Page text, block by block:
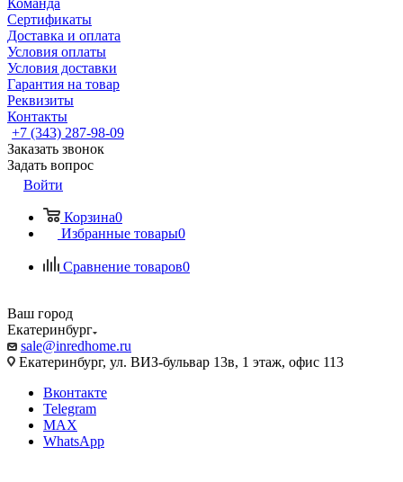
Команда
Сертификаты
Доставка и оплата
Условия оплаты
Условия доставки
Гарантия на товар
Реквизиты
Контакты
+7 (343) 287-98-09
Заказать звонок
Задать вопрос
Войти
Корзина0
Избранные товары0
Сравнение товаров0
Ваш город
Екатеринбург
sale@inredhome.ru
Екатеринбург, ул. ВИЗ-бульвар 13в, 1 этаж, офис 113
Вконтакте
Telegram
MAX
WhatsApp